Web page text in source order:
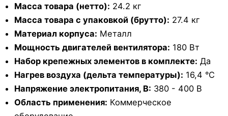
Масса товара (нетто): 24.2 кг
Масса товара с упаковкой (брутто): 27.4 кг
Материал корпуса: Металл
Мощность двигателей вентилятора: 180 Вт
Набор крепежных элементов в комплекте: Да
Нагрев воздуха (дельта температуры): 16,4 °С
Напряжение электропитания, В: 380 - 400 В
Область применения: Коммерческое